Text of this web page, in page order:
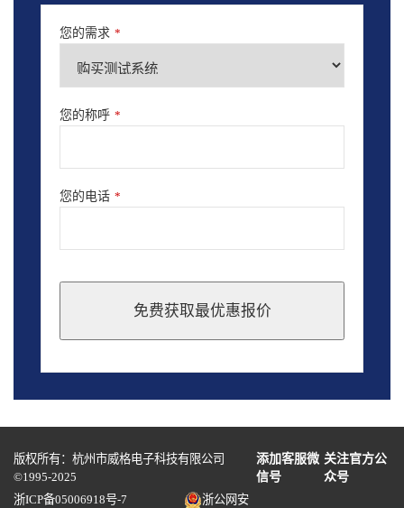
您的需求 *
您的称呼 *
您的电话 *
免费获取最优惠报价
should
blank
版权所有：杭州市威格电子科技有限公司
©1995-2025
添加客服微
信号
关注官方公
众号
浙ICP备05006918号-7
浙公网安